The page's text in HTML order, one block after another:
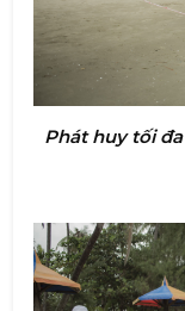
Phát huy tối